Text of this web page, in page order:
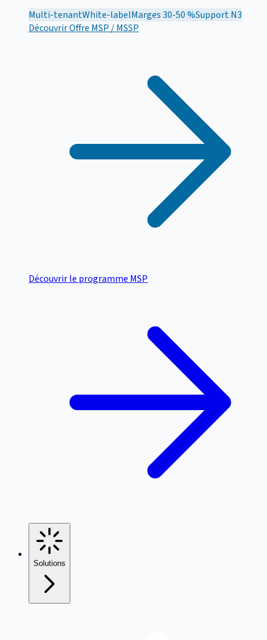
Multi-tenantWhite-labelMarges 30-50 %Support N3
DécouvrirOffre MSP / MSSP
Découvrir le programme MSP
Solutions